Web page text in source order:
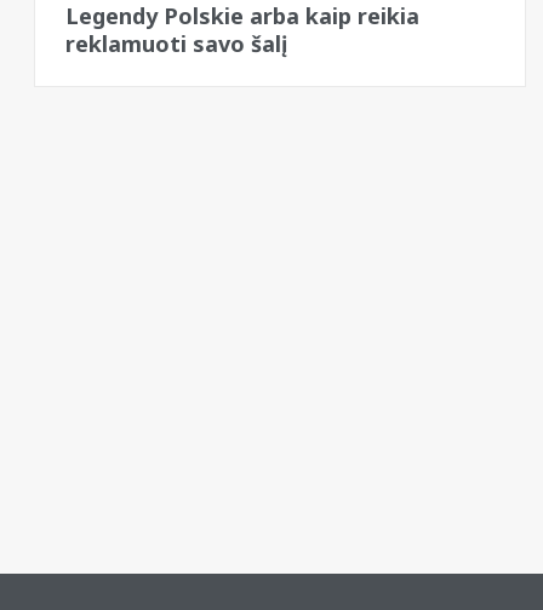
Legendy Polskie arba kaip reikia
reklamuoti savo šalį